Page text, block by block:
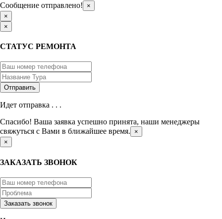
Сообщение отправлено!
×
×
×
СТАТУС РЕМОНТА
Идет отправка . . .
Спасибо! Ваша заявка успешно принята, наши менеджеры
свяжуться с Вами в ближайшее время.
×
×
ЗАКАЗАТЬ ЗВОНОК